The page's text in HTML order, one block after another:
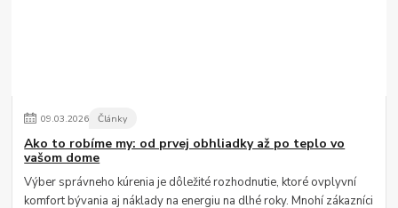
09.03.2026 Články
Ako to robíme my: od prvej obhliadky až po teplo vo
vašom dome
Výber správneho kúrenia je dôležité rozhodnutie, ktoré ovplyvní
komfort bývania aj náklady na energiu na dlhé roky. Mnohí zákazníci